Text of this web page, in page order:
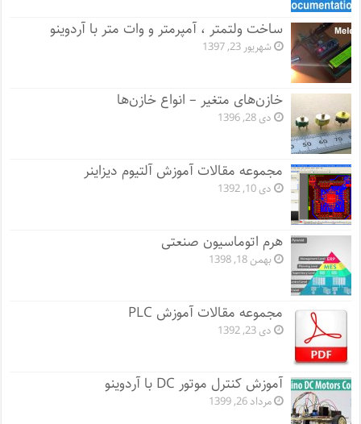
ساخت ولتمتر ، آمپرمتر و وات متر با آردوینو
شهریور 23, 1397
خازن‌های متغیر – انواع خازن‌ها
دی 28, 1396
مجموعه مقالات آموزش آلتیوم دیزاینر
دی 10, 1392
هرم اتوماسیون صنعتی
بهمن 18, 1398
مجموعه مقالات آموزش PLC
دی 23, 1392
آموزش کنترل موتور DC با آردوینو
مرداد 26, 1399